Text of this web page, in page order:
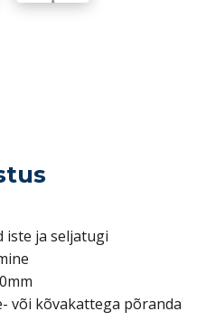
iste ja seljatugi
või kõvakattega põranda